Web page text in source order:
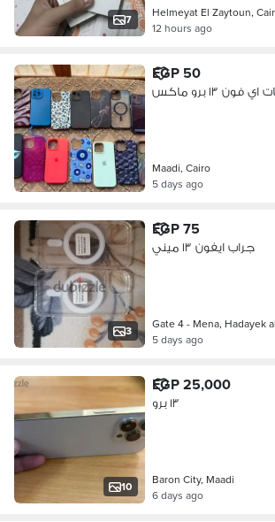
7
Helmeyat El Zaytoun,
12 hours ago
EGP 50
فون ١٣ برو ماكس
Maadi, Cairo
5 days ago
3
EGP 75
جراب ايفون ١٣ ميني
Gate 4 - Mena, Hadayek
5 days ago
10
EGP 25,000
١٣ برو
Baron City, Maadi
6 days ago